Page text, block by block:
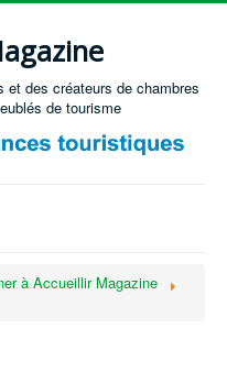
et des créateurs de chambres
de tourisme
à Accueillir Magazine